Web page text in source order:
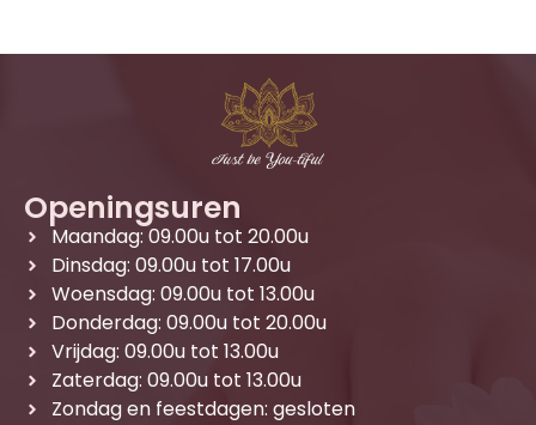
Openingsuren
Maandag: 09.00u tot 20.00u
Dinsdag: 09.00u tot 17.00u
Woensdag: 09.00u tot 13.00u
Donderdag: 09.00u tot 20.00u
Vrijdag: 09.00u tot 13.00u
Zaterdag: 09.00u tot 13.00u
Zondag en feestdagen: gesloten